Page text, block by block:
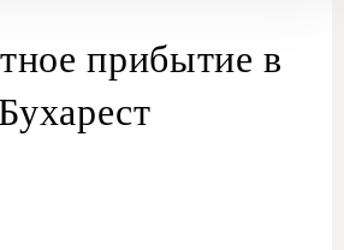
прибытие в
Бухарест